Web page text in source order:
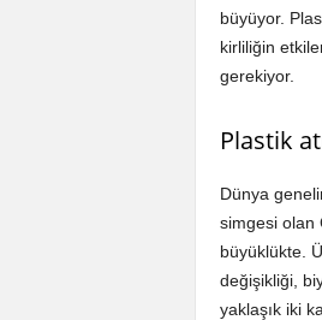
büyüyor.
kirliliğin
gerekiyor.
Plastik
Dünya
simgesi olan
büyüklükte.
değişikliği,
yaklaşık iki